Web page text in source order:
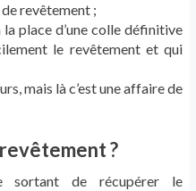
revêtement ;
la place d’une colle définitive
le revêtement et qui
mais là c’est une affaire de
?
sortant de récupérer le